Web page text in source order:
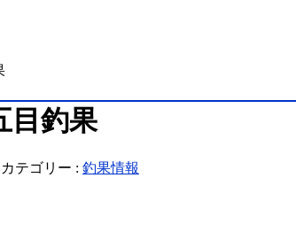
目釣果
テゴリー : 釣果情報